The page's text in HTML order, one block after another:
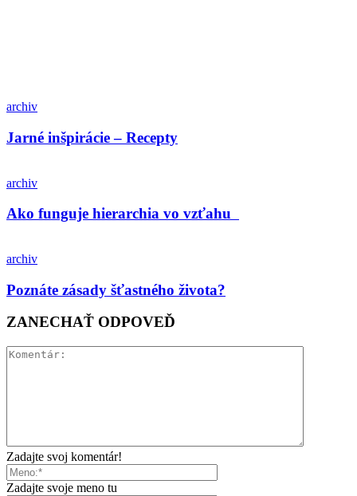
archiv
Jarné inšpirácie – Recepty
archiv
Ako funguje hierarchia vo vzťahu
archiv
Poznáte zásady šťastného života?
ZANECHAŤ ODPOVEĎ
Zadajte svoj komentár!
Zadajte svoje meno tu